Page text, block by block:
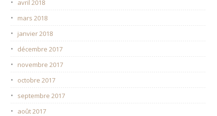
avril 2018
mars 2018
janvier 2018
décembre 2017
novembre 2017
octobre 2017
septembre 2017
août 2017